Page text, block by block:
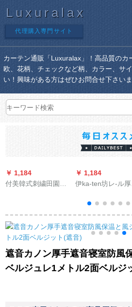
Luxuralax
代理購入専門サイト
カーテン通販「Luxuralax」！高品質のカ
欧、花柄、チェックなど柄、カラー、サ
い！興味がある方はぜひお問合せ下さいま
￥ 1,184
付美韓式刺繍田園レ
完全遮光布緑布＋刺
繍糸二重フクロカテ
テ－テ1メトル幅専門
書
￥ 1,184
伊ka-ten坊レ-ル厚
レ-ル単棒ダンベル
ックレール(进级
款)バラ金单干
遮音カノン厚手遮音寝室防風
ベルジュレ1メトル2面ベルジ